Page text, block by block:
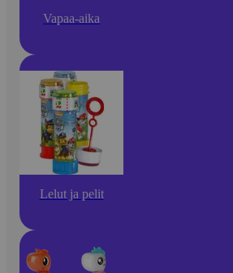
Vapaa-aika
Lelut ja pelit